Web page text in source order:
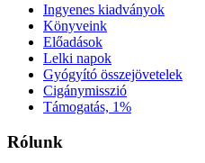
Ingyenes kiadványok
Könyveink
Előadások
Lelki napok
Gyógyító összejövetelek
Cigánymisszió
Támogatás, 1%
Rólunk